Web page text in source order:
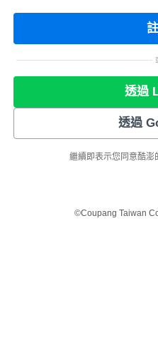
透過
透過
繼續即表示您同意酷澎
©Coupang Taiwan